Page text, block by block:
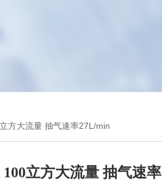
方大流量 抽气速率27L/min
100立方大流量 抽气速率